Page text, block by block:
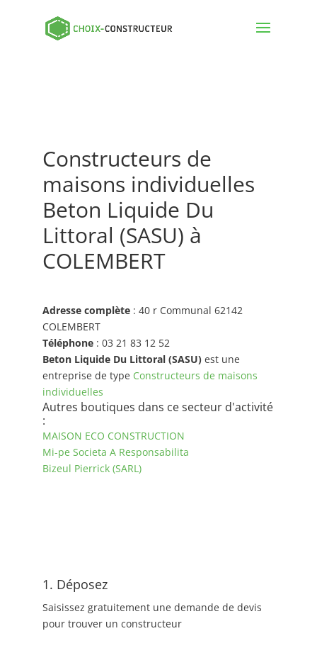
Constructeurs de
maisons individuelles
Beton Liquide Du
Littoral (SASU) à
COLEMBERT
Adresse complète: 40 r Communal 62142
COLEMBERT
Téléphone: 03 21 83 12 52
Beton Liquide Du Littoral (SASU)est une
entreprise de type Constructeurs de maisons
individuelles
Autres boutiques dans ce secteur d'activité
:
MAISON ECO CONSTRUCTION
Mi-pe Societa A Responsabilita
Bizeul Pierrick (SARL)
1. Déposez
Saisissez gratuitement une demande de devis
pour trouver un constructeur